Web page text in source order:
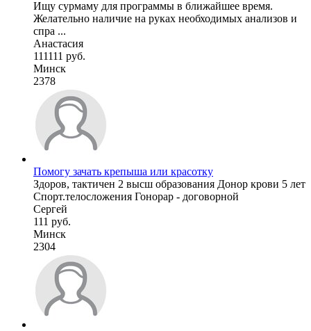
Ищу сурмаму для программы в ближайшее время.
Желательно наличие на руках необходимых анализов и
спра ...
Анастасия
111111 руб.
Минск
2378
Помогу зачать крепыша или красотку
Здоров, тактичен 2 высш образования Донор крови 5 лет
Спорт.телосложения Гонорар - договорной
Сергей
111 руб.
Минск
2304